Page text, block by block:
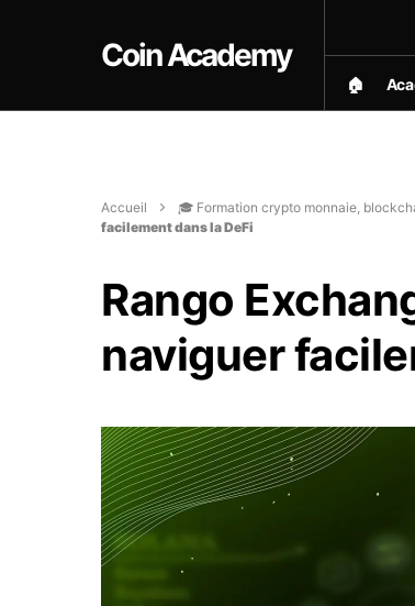
Coin Academy
🏠︎
Accueil 🎓 Formation crypto monnaie,
facilement dans la DeFi
Rango
naviguer